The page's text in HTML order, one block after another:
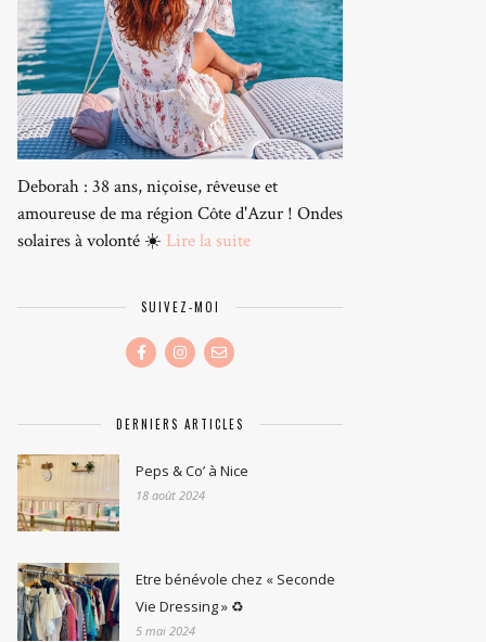
Deborah : 38 ans, niçoise, rêveuse et
amoureuse de ma région Côte d'Azur ! Ondes
solaires à volonté ☀️ Lire la suite
SUIVEZ-MOI
DERNIERS ARTICLES
Peps & Co’ à Nice
18 août 2024
Etre bénévole chez « Seconde
Vie Dressing » ♻️
5 mai 2024